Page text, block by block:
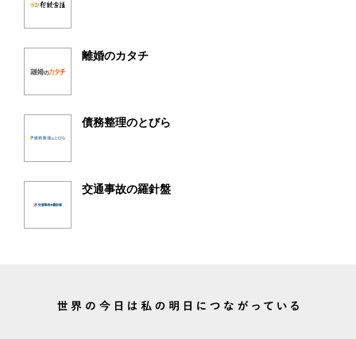
離婚のカタチ
債務整理のとびら
交通事故の羅針盤